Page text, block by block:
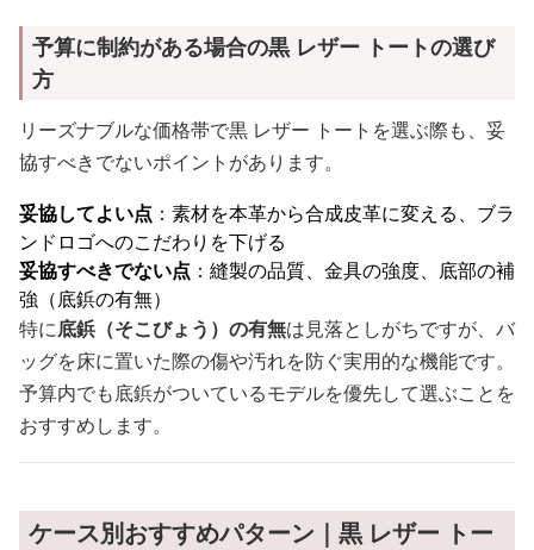
予算に制約がある場合の黒 レザー トートの選び
方
リーズナブルな価格帯で黒 レザー トートを選ぶ際も、妥
協すべきでないポイントがあります。
妥協してよい点 ：素材を本革から合成皮革に変える、ブラ
ンドロゴへのこだわりを下げる
妥協すべきでない点 ：縫製の品質、金具の強度、底部の補
強（底鋲の有無）
特に底鋲（そこびょう）の有無は見落としがちですが、バ
ッグを床に置いた際の傷や汚れを防ぐ実用的な機能です。
予算内でも底鋲がついているモデルを優先して選ぶことを
おすすめします。
ケース別おすすめパターン｜黒 レザー トー